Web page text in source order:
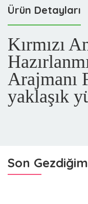
Ürün Detayları
Kırmızı
Arajmanı
yaklaşık
Son